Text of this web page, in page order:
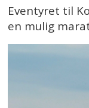
Eventyret til
en mulig